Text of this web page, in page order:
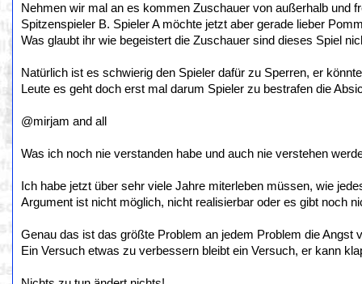
Nehmen wir mal an es kommen Zuschauer von außerhalb und
Spitzenspieler B. Spieler A möchte jetzt aber gerade lieber
Was glaubt ihr wie begeistert die Zuschauer sind dieses Spiel
Natürlich ist es schwierig den Spieler dafür zu Sperren, er
Leute es geht doch erst mal darum Spieler zu bestrafen die
@mirjam and all
Was ich noch nie verstanden habe und auch nie verstehen
Ich habe jetzt über sehr viele Jahre miterleben müssen, wie
Argument ist nicht möglich, nicht realisierbar oder es gibt noch
Genau das ist das größte Problem an jedem Problem die Angst
Ein Versuch etwas zu verbessern bleibt ein Versuch, er kann